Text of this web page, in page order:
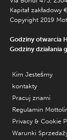
Kapitał
Copyright 2019
Godziny otwarcia
Godziny działania
Kim Jesteśmy
kontakty
Pracuj znami
Regulamin
Privacy & Cookie
Warunki